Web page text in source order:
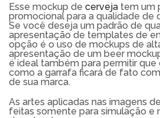
Esse mockup de cerveja tem um
promocional para a qualidade de
Se você deseja um padrão de
apresentação de templates de
opção é o uso de mockups de
apresentação de um beer
é ideal também para permitir
como a garrafa ficará de fato
de sua marca.
As artes aplicadas nas imagens
feitas somente para simulação e